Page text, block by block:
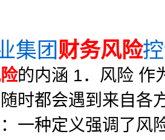
集团 财务风险
的内涵 1．风险 作
时都会遇到来自各
一种定义强调了风